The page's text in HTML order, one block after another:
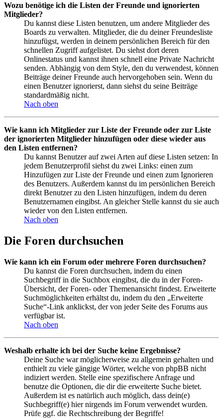
Wozu benötige ich die Listen der Freunde und ignorierten
Mitglieder?
Du kannst diese Listen benutzen, um andere Mitglieder des
Boards zu verwalten. Mitglieder, die du deiner Freundesliste
hinzufügst, werden in deinem persönlichen Bereich für den
schnellen Zugriff aufgelistet. Du siehst dort deren
Onlinestatus und kannst ihnen schnell eine Private Nachricht
senden. Abhängig von dem Style, den du verwendest, können
Beiträge deiner Freunde auch hervorgehoben sein. Wenn du
einen Benutzer ignorierst, dann siehst du seine Beiträge
standardmäßig nicht.
Nach oben
Wie kann ich Mitglieder zur Liste der Freunde oder zur Liste
der ignorierten Mitglieder hinzufügen oder diese wieder aus
den Listen entfernen?
Du kannst Benutzer auf zwei Arten auf diese Listen setzen: In
jedem Benutzerprofil siehst du zwei Links: einen zum
Hinzufügen zur Liste der Freunde und einen zum Ignorieren
des Benutzers. Außerdem kannst du im persönlichen Bereich
direkt Benutzer zu den Listen hinzufügen, indem du deren
Benutzernamen eingibst. An gleicher Stelle kannst du sie auch
wieder von den Listen entfernen.
Nach oben
Die Foren durchsuchen
Wie kann ich ein Forum oder mehrere Foren durchsuchen?
Du kannst die Foren durchsuchen, indem du einen
Suchbegriff in die Suchbox eingibst, die du in der Foren-
Übersicht, der Foren- oder Themenansicht findest. Erweiterte
Suchmöglichkeiten erhältst du, indem du den „Erweiterte
Suche“-Link anklickst, der von jeder Seite des Forums aus
verfügbar ist.
Nach oben
Weshalb erhalte ich bei der Suche keine Ergebnisse?
Deine Suche war möglicherweise zu allgemein gehalten und
enthielt zu viele gängige Wörter, welche von phpBB nicht
indiziert werden. Stelle eine spezifischere Anfrage und
benutze die Optionen, die dir die erweiterte Suche bietet.
Außerdem ist es natürlich auch möglich, dass dein(e)
Suchbegriff(e) hier nirgends im Forum verwendet wurden.
Prüfe ggf. die Rechtschreibung der Begriffe!